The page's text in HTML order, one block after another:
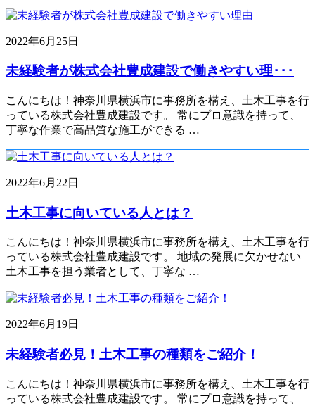
2022年6月25日
未経験者が株式会社豊成建設で働きやすい理･･･
こんにちは！神奈川県横浜市に事務所を構え、土木工事を行
っている株式会社豊成建設です。 常にプロ意識を持って、
丁寧な作業で高品質な施工ができる …
2022年6月22日
土木工事に向いている人とは？
こんにちは！神奈川県横浜市に事務所を構え、土木工事を行
っている株式会社豊成建設です。 地域の発展に欠かせない
土木工事を担う業者として、丁寧な …
2022年6月19日
未経験者必見！土木工事の種類をご紹介！
こんにちは！神奈川県横浜市に事務所を構え、土木工事を行
っている株式会社豊成建設です。 常にプロ意識を持って、